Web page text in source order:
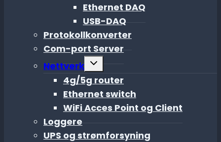
Ethernet DAQ
USB-DAQ
Protokollkonverter
Com-port Server
Nettverk
Toggle
4g/5g router
Ethernet switch
WiFi Acces Point og Client
Loggere
UPS og strømforsyning